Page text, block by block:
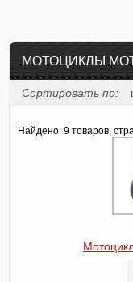
МОТОЦИКЛЫ
Сортировать по:
Найдено: 9 товаров,